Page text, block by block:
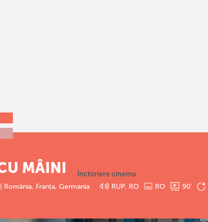
Închiriere cinema
MÂINI
Franța, Germania RUP, RO RO 90'